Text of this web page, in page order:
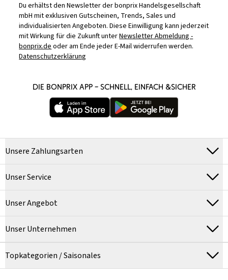
Du erhältst den Newsletter der bonprix Handelsgesellschaft
mbH mit exklusiven Gutscheinen, Trends, Sales und
individualisierten Angeboten. Diese Einwilligung kann jederzeit
mit Wirkung für die Zukunft unterNewsletter Abmeldung -
bonprix.deoder am Ende jeder E-Mail widerrufen werden.
Datenschutzerklärung
DIE BONPRIX APP – SCHNELL, EINFACH &SICHER
Unsere Zahlungsarten
Unser Service
Unser Angebot
Unser Unternehmen
Topkategorien / Saisonales